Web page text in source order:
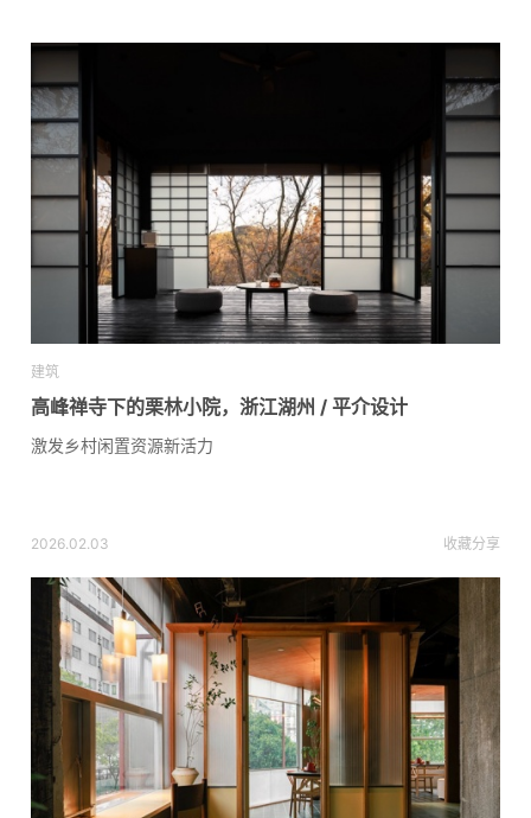
建筑
高峰禅寺下的栗林小院，浙江湖州 / 平介设计
激发乡村闲置资源新活力
2026.02.03 收藏分享